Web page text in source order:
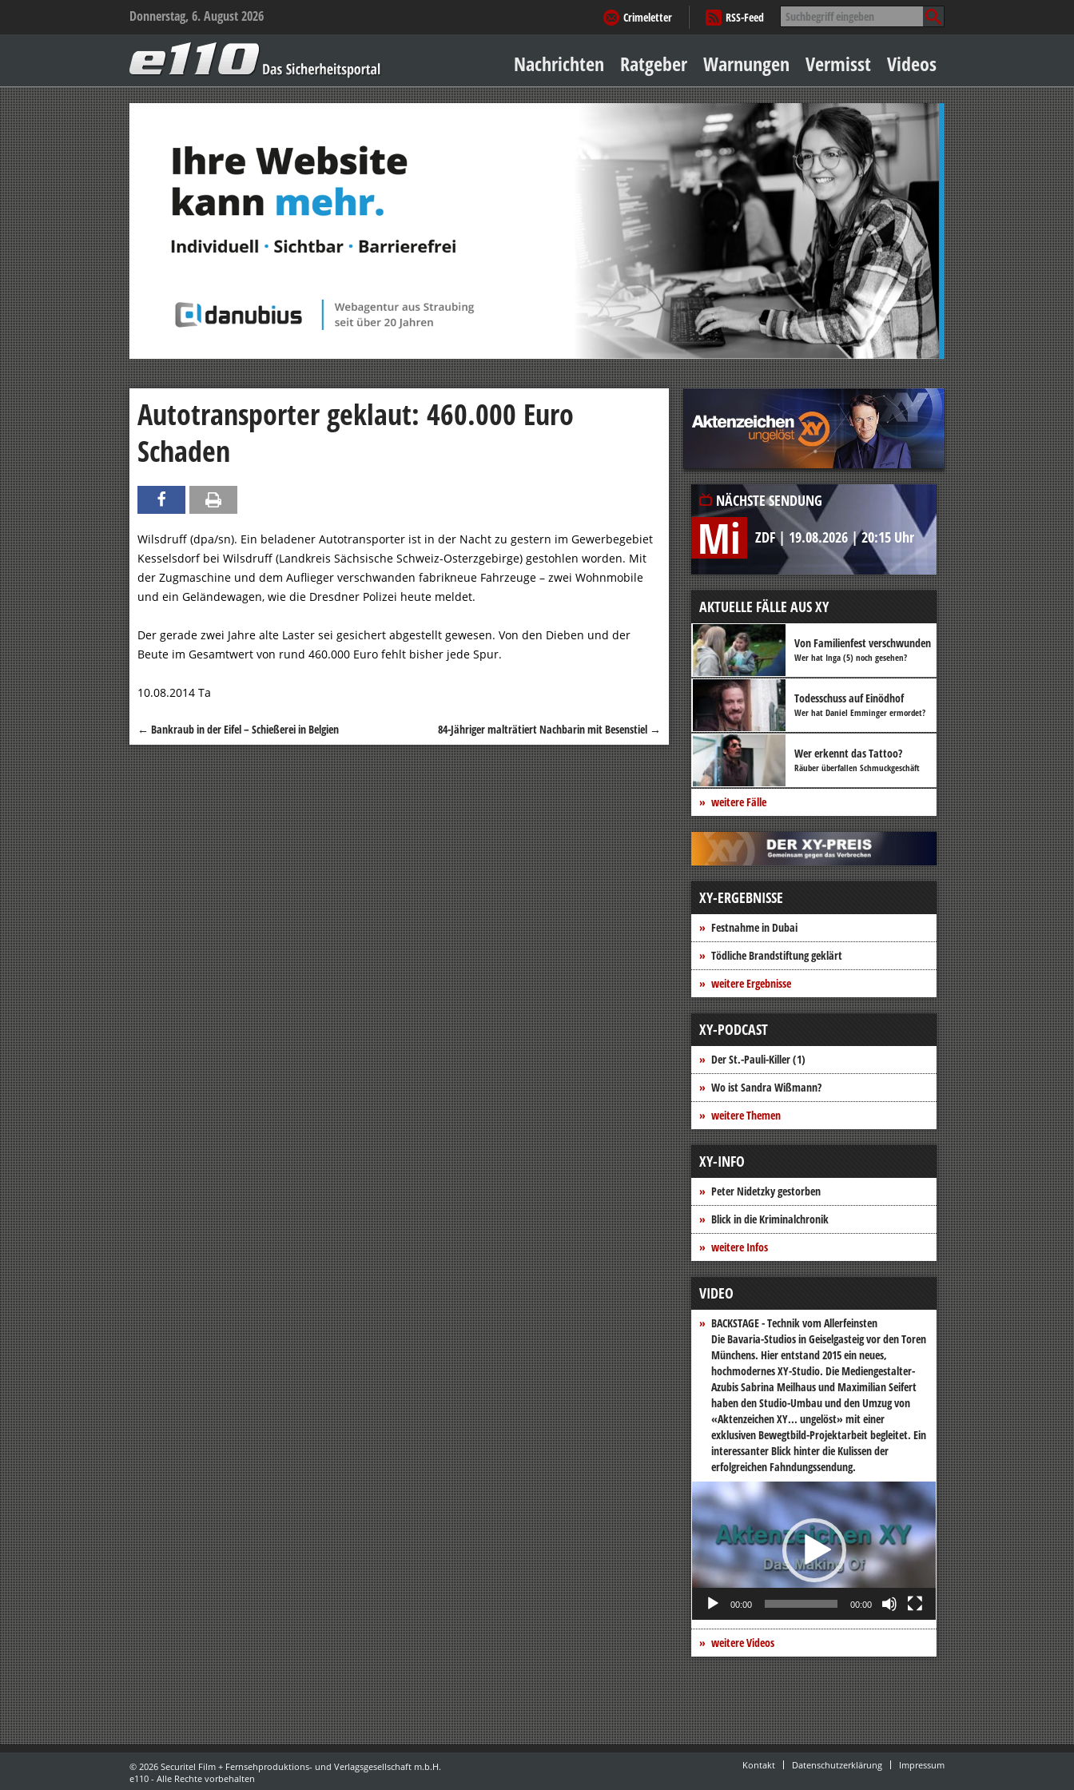
Donnerstag, 6. August 2026 Suche
nach:
Crimeletter
RSS-Feed
–
Das
Sicherheitsportal
Inhalt
springen
Nachrichten Ratgeber
Sicher zu Hause
Geld & Einkauf
Amore & mehr
Mobiles Leben
Arbeitsleben
Warnungen Vermisst Videos
Autotransporter geklaut: 460.000 Euro
Schaden
Wilsdruff (dpa/sn). Ein beladener Autotransporter ist in der Nacht zu gestern im Gewerbegebiet
Kesselsdorf bei Wilsdruff (Landkreis Sächsische Schweiz-Osterzgebirge) gestohlen worden. Mit
der Zugmaschine und dem Auflieger verschwanden fabrikneue Fahrzeuge – zwei Wohnmobile
und ein Geländewagen, wie die Dresdner Polizei heute meldet.
Der gerade zwei Jahre alte Laster sei gesichert abgestellt gewesen. Von den Dieben und der
Beute im Gesamtwert von rund 460.000 Euro fehlt bisher jede Spur.
10.08.2014 Ta
Beitragsnavigation
← Bankraub in der Eifel – Schießerei in Belgien 84-Jähriger malträtiert Nachbarin mit Besenstiel →
NÄCHSTE SENDUNG
Mi ZDF| 19.08.2026 |20:15 Uhr
AKTUELLE FÄLLE AUS XY
Von Familienfest verschwunden
Wer hat Inga (5) noch gesehen?
Todesschuss auf Einödhof
Wer hat Daniel Emminger ermordet?
Wer erkennt das Tattoo?
Räuber überfallen Schmuckgeschäft
weitere Fälle
XY-ERGEBNISSE
Festnahme in Dubai
Tödliche Brandstiftung geklärt
weitere Ergebnisse
XY-PODCAST
Der St.-Pauli-Killer (1)
Wo ist Sandra Wißmann?
weitere Themen
XY-INFO
Peter Nidetzky gestorben
Blick in die Kriminalchronik
weitere Infos
VIDEO
BACKSTAGE - Technik vom Allerfeinsten
Die Bavaria-Studios in Geiselgasteig vor den Toren
Münchens. Hier entstand 2015 ein neues,
hochmodernes XY-Studio. Die Mediengestalter-
Azubis Sabrina Meilhaus und Maximilian Seifert
haben den Studio-Umbau und den Umzug von
«Aktenzeichen XY... ungelöst» mit einer
exklusiven Bewegtbild-Projektarbeit begleitet. Ein
interessanter Blick hinter die Kulissen der
erfolgreichen Fahndungssendung.
Video-
Player
00:00 00:00
weitere Videos
© 2026 Securitel Film + Fernsehproduktions- und Verlagsgesellschaft m.b.H.
e110 - Alle Rechte vorbehalten
Kontakt Datenschutzerklärung Impressum